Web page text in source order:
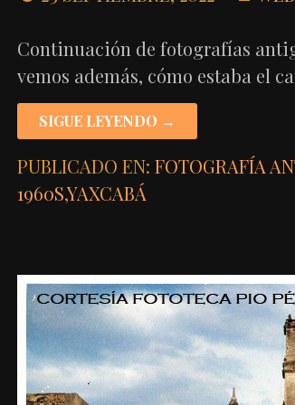
Continuación de fotografías
vemos además, cómo estaba el
SIGUE LEYENDO →
PUBLICADO EN: FOTOGRAFÍA
1960S,YAXCABÁ